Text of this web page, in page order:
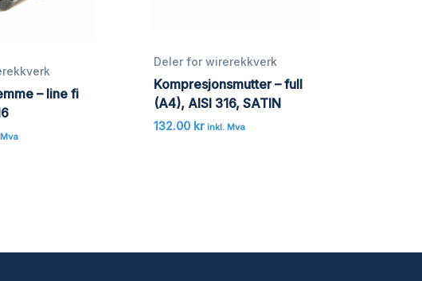
– line fi
Deler for wirerekkverk
Kompresjonsmutter – full
(A4), AISI 316, SATIN
132.00 kr inkl. Mva